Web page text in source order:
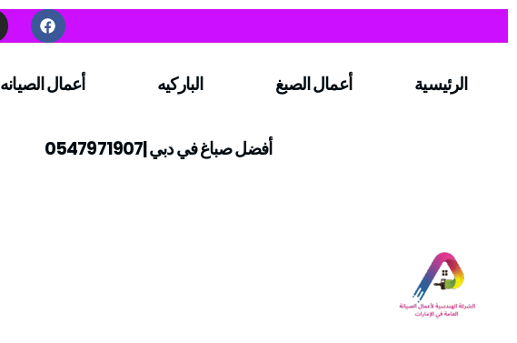
الرئيسية أعمال الصبغ الباركيه أعمال الصيانه
أفضل صباغ في دبي |0547971907